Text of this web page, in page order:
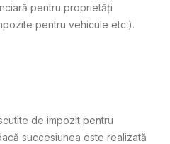
pentru proprietăți
pentru vehicule etc.).
de impozit pentru
succesiunea este realizată